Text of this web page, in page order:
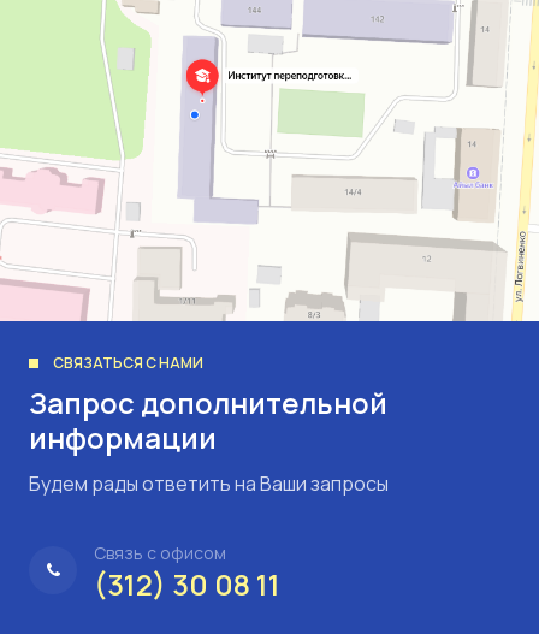
СВЯЗАТЬСЯ С НАМИ
Запрос дополнительной
информации
Будем рады ответить на Ваши запросы
Связь с офисом
(312) 30 08 11